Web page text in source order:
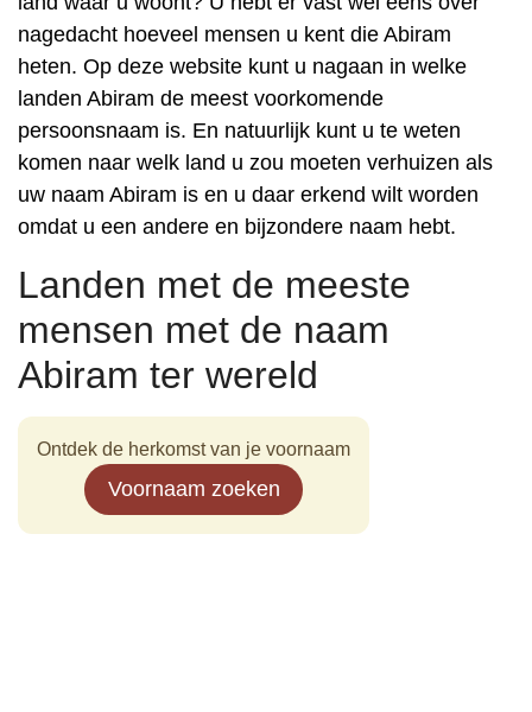
nagedacht hoeveel mensen u kent die Abiram
heten. Op deze website kunt u nagaan in welke
landen Abiram de meest voorkomende
persoonsnaam is. En natuurlijk kunt u te weten
komen naar welk land u zou moeten verhuizen als
uw naam Abiram is en u daar erkend wilt worden
omdat u een andere en bijzondere naam hebt.
Landen met de meeste
mensen met de naam
Abiram ter wereld
Ontdek de herkomst van je voornaam
Voornaam zoeken